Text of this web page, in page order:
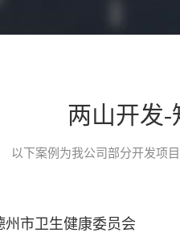
两山开发-
以下案例为我公司部分开发项
州医疗机构